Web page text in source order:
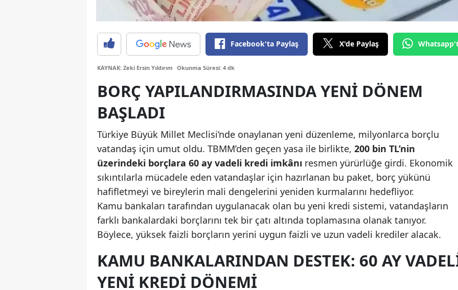
Edirne
Elazığ
Erzincan
Eskişehir
Giresun
Gümüşhane
Hakkari
Hatay
Isparta
İstanbul
Facebook'ta Paylaş X'de Paylaş
KAYNAK: Zeki Ersin Yıldırım Okunma Süresi: 4 dk
BORÇ YAPILANDIRMASINDA YENI DÖNEM
BAŞLADI
Türkiye Büyük Millet Meclisi’nde onaylanan yeni düzenleme, milyonlarca borçlu
vatandaş için umut oldu. TBMM’den geçen yasa ile birlikte, 200 bin TL’nin
üzerindeki borçlara 60 ay vadeli kredi imkânı resmen yürürlüğe girdi. Ekonomik
sıkıntılarla mücadele eden vatandaşlar için hazırlanan bu paket, borç yükünü
hafifletmeyi ve bireylerin mali dengelerini yeniden kurmalarını hedefliyor.
Kamu bankaları tarafından uygulanacak olan bu yeni kredi sistemi, vatandaşların
farklı bankalardaki borçlarını tek bir çatı altında toplamasına olanak tanıyor.
Böylece, yüksek faizli borçların yerini uygun faizli ve uzun vadeli krediler alacak.
KAMU BANKALARINDAN DESTEK: 60 AY
YENI KREDI DÖNEMI